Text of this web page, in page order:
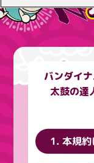
バンダイ
太鼓の
1. 本規約